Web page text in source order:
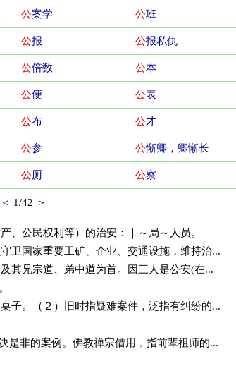
公案学 公班
公报 公报私仇
公倍数 公本
公便 公表
公布 公才
公参 公惭卿，卿惭长
公厕 公察
＜ 1/42 ＞
、公民权利等）的治安：｜～局～人员。
卫国家重要工矿、企业、交通设施，维持治...
其兄宗道、弟中道为首。因三人是公安(在...
子。（２）旧时指疑难案件，泛指有纠纷的...
是非的案例。佛教禅宗借用﹐指前辈祖师的...